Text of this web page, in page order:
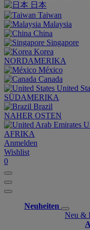
日本
Taiwan
Malaysia
China
Singapore
Korea
NORDAMERIKA
México
Canada
United
SÜDAMERIKA
Brazil
NAHER OSTEN
AFRIKA
Anmelden
Wishlist
0
Neuheiten
Neu &